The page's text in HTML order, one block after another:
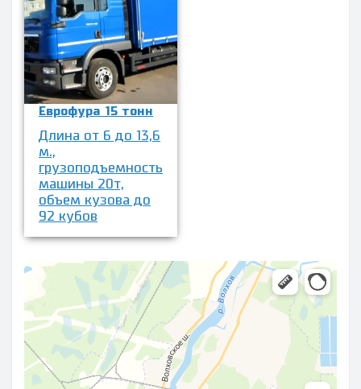
Еврофура 15 тонн
Длина от 6 до 13,6
м.,
грузоподъемность
машины 20т,
объем кузова до
92 кубов